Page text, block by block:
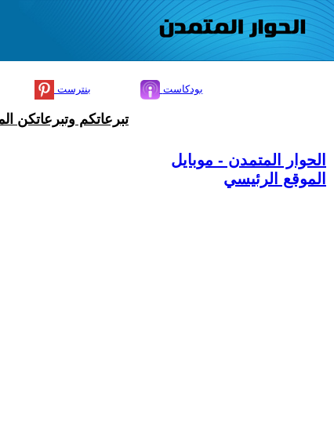
بنترست بودكاست
تبرعاتكم وتبرعاتكن
الحوار المتمدن - موبايل
الموقع الرئيسي